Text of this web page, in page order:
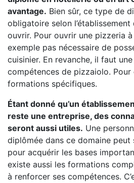
avantage. Bien sûr, ce type de
obligatoire selon
ouvrir. Pour ouvrir une pizzeria à
exemple pas nécessaire de
cuisinier. En revanche, il faut
compétences de pizzaiolo. Pour
formations spécifiques.
Étant donné qu’un
reste une entreprise, des
seront aussi utiles. Une
diplômée dans ce domaine
pour acquérir les bases
existe aussi les formations
à renforcer ses compétences.